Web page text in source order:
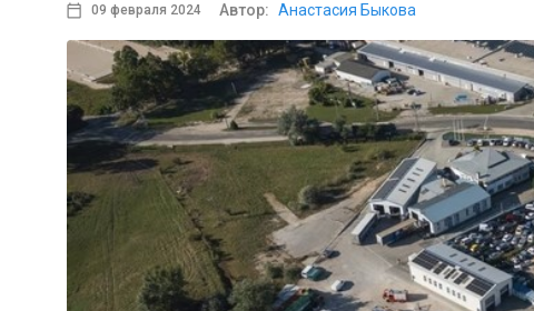
09 февраля 2024 Автор: Анастасия Быкова